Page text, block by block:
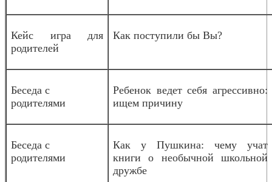
Кейс игра для
родителей
Как поступили бы Вы?
Беседа с
родителями
Ребенок ведет себя агрессивно:
ищем причину
Беседа с
родителями
Как у Пушкина: чему учат
книги о необычной школьной
дружбе